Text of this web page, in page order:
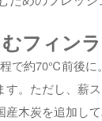
フィン
で約70℃前後
。ただし、薪
木炭を追加し